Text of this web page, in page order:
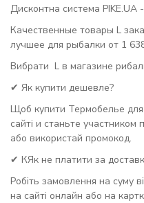
Дисконтна система PIKE.UA
Качественные товары L
лучшее для рыбалки от 1
Вибрати L в магазине
✔ Як купити дешевле?
Щоб купити Термобелье
сайті и станьте
або використай промокод.
✔ КЯк не платити за
Робіть замовлення на суму
на сайті онлайн або на